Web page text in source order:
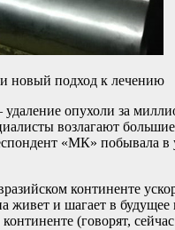
новый подход к лечению
удаление опухоли за
возлагают
«МК» побывала
континенте
и шагает в
(говорят,